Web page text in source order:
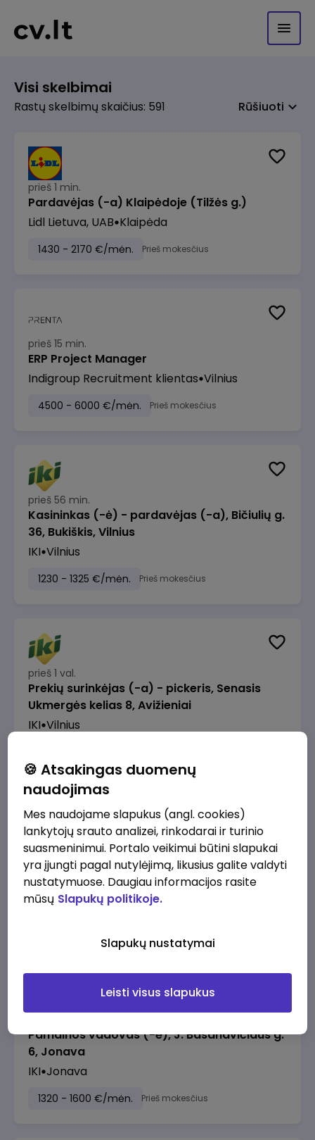
Visi skelbimai
Rastų skelbimų skaičius: 591 Rūšiuoti
prieš 1 min.
Pardavėjas (-a) Klaipėdoje (Tilžės g.)
Lidl Lietuva, UAB Klaipėda
1430 - 2170 €/mėn. Prieš mokesčius
prieš 15 min.
ERP Project Manager
Indigroup Recruitment klientas Vilnius
4500 - 6000 €/mėn. Prieš mokesčius
prieš 56 min.
Kasininkas (-ė) - pardavėjas (-a), Bičiulių g.
36, Bukiškis, Vilnius
IKI Vilnius
1230 - 1325 €/mėn. Prieš mokesčius
prieš 1 val.
Prekių surinkėjas (-a) - pickeris, Senasis
Ukmergės kelias 8, Avižieniai
IKI Vilnius
prieš 2 val.
Užsakymų komplektuotojas (-a) skirstymo
sandėlyje
IKI Panevėžys
Pamainos vadovas (-ė), J. Basanavičiaus g.
6, Jonava
IKI Jonava
1320 - 1600 €/mėn. Prieš mokesčius
🍪 Atsakingas duomenų
naudojimas
Mes naudojame slapukus (angl. cookies)
lankytojų srauto analizei, rinkodarai ir turinio
suasmeninimui. Portalo veikimui būtini slapukai
yra įjungti pagal nutylėjimą, likusius galite valdyti
nustatymuose. Daugiau informacijos rasite
mūsų Slapukų politikoje.
Slapukų nustatymai
Leisti visus slapukus